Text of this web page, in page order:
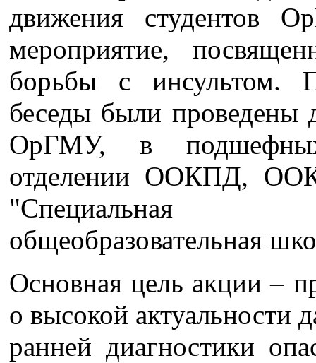
движения студентов
мероприятие,
борьбы с инсультом.
беседы были проведены
ОрГМУ, в подшефных
отделении ООКПД,
"Специальная
общеобразовательная
Основная цель акции –
о высокой актуальности
ранней диагностики